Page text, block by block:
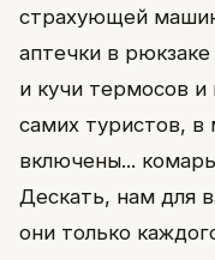
страхующей
аптечки в
и кучи термосов и
самих туристов, в
включены...
Дескать, нам для
они только